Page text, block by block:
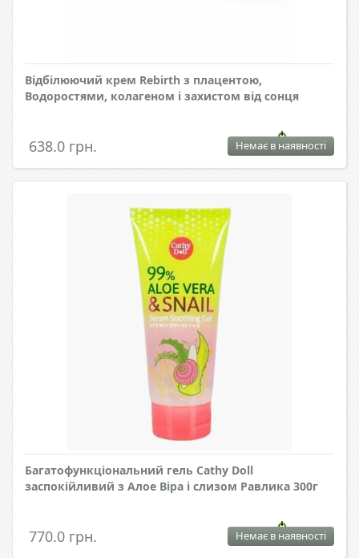
Відбілюючий крем Rebirth з плацентою,
Водоростями, колагеном і захистом від сонця
638.0 грн. Немає в наявності
Багатофункціональний гель Cathy Doll
заспокійливий з Алое Віра і слизом Равлика 300г
770.0 грн. Немає в наявності